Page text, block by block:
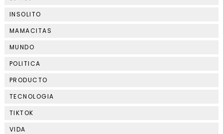
INSOLITO
MAMACITAS
MUNDO
POLITICA
PRODUCTO
TECNOLOGIA
TIKTOK
VIDA